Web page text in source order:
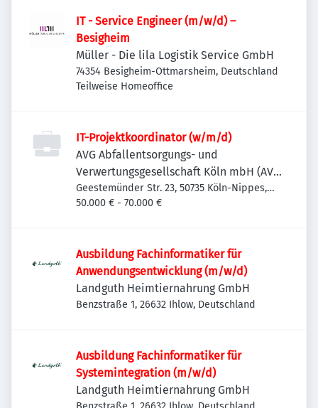
IT - Service Engineer (m/w/d) –
Besigheim
Müller - Die lila Logistik Service GmbH
74354 Besigheim-Ottmarsheim, Deutschland
Teilweise Homeoffice
IT-Projektkoordinator (w/m/d)
AVG Abfallentsorgungs- und
Verwertungsgesellschaft Köln mbH (AVG
Köln)
Geestemünder Str. 23, 50735 Köln-Nippes,
Deutschland
50.000 € - 70.000 €
Ausbildung Fachinformatiker für
Anwendungsentwicklung (m/w/d)
Landguth Heimtiernahrung GmbH
Benzstraße 1, 26632 Ihlow, Deutschland
Ausbildung Fachinformatiker für
Systemintegration (m/w/d)
Landguth Heimtiernahrung GmbH